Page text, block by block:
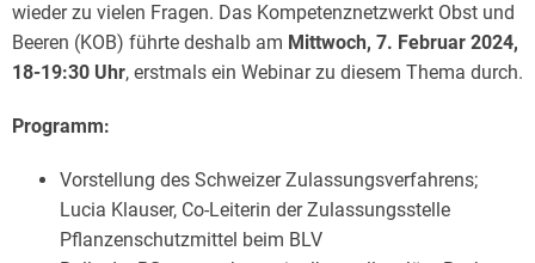
wieder zu vielen Fragen. Das Kompetenznetzwerkt Obst und
Beeren (KOB) führte deshalb am Mittwoch, 7. Februar 2024,
18-19:30 Uhr, erstmals ein Webinar zu diesem Thema durch.
Programm:
Vorstellung des Schweizer Zulassungsverfahrens;
Lucia Klauser, Co-Leiterin der Zulassungsstelle
Pflanzenschutzmittel beim BLV